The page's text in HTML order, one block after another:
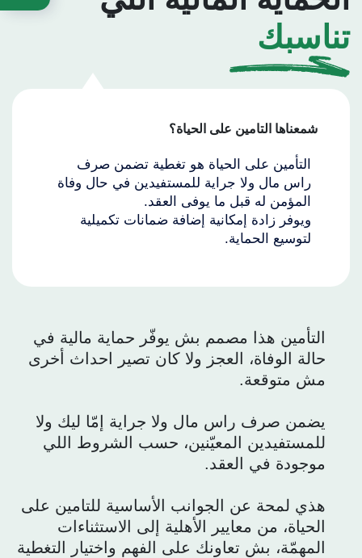
تناسبك
شمعناها التامين على الحياة؟
التأمين على الحياة هو تغطية تضمن صرف
راس مال ولا جراية للمستفيدين في حال وفاة
المؤمن له قبل ما يوفى العقد.
ويوفر زادة إمكانية إضافة ضمانات تكميلية
لتوسيع الحماية.
التأمين هذا مصمم بش يوفّر حماية مالية في
حالة الوفاة، العجز ولا كان تصير احداث أخرى
مش متوقعة.
يضمن صرف راس مال ولا جراية إمّا ليك ولا
للمستفيدين المعيّنين، حسب الشروط اللي
موجودة في العقد.
هذي لمحة عن الجوانب الأساسية للتامين على
الحياة، من معايير الأهلية إلى الاستثناءات
المهمّة، بش تعاونك على الفهم واختيار التغطية